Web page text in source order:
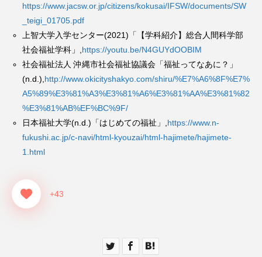
https://www.jacsw.or.jp/citizens/kokusai/IFSW/documents/SW
_teigi_01705.pdf
上智大学入学センター(2021)「【学科紹介】総合人間科学部
社会福祉学科」, https://youtu.be/N4GUYdOOBIM
社会福祉法人 沖縄市社会福祉協議会「福祉ってなあに？」
(n.d.), http://www.okicityshakyo.com/shiru/%E7%A6%8F%E7%
A5%89%E3%81%A3%E3%81%A6%E3%81%AA%E3%81%82
%E3%81%AB%EF%BC%9F/
日本福祉大学(n.d.)「はじめての福祉」, https://www.n-
fukushi.ac.jp/c-navi/html-kyouzai/html-hajimete/hajimete-
1.html
+43